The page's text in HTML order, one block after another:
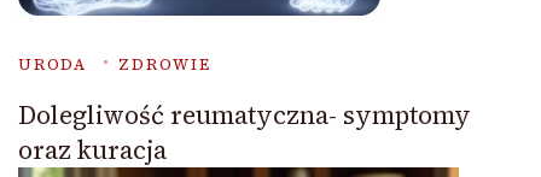
URODA ZDROWIE
Dolegliwość reumatyczna- symptomy
oraz kuracja